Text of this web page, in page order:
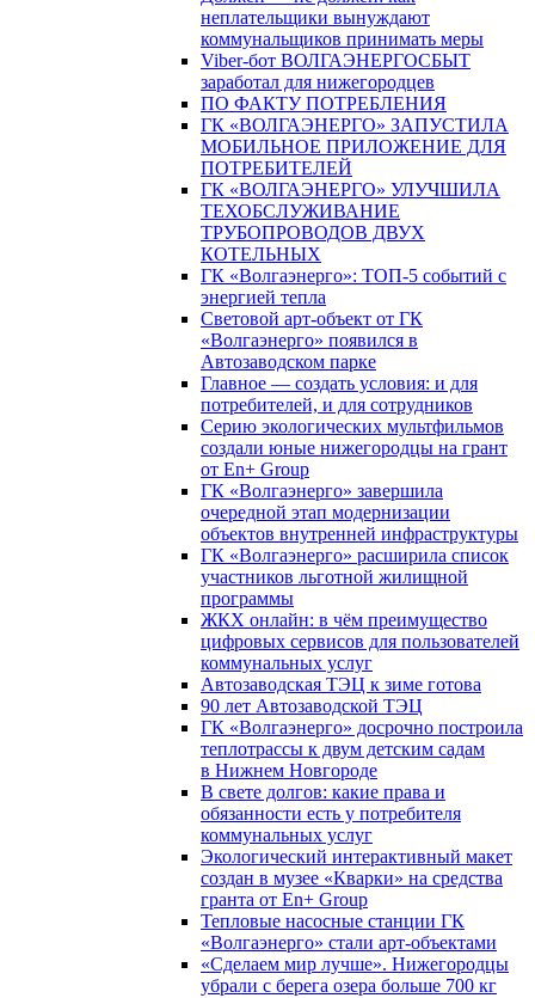
неплательщики вынуждают
коммунальщиков принимать меры
Viber-бот ВОЛГАЭНЕРГОСБЫТ
заработал для нижегородцев
ПО ФАКТУ ПОТРЕБЛЕНИЯ
ГК «ВОЛГАЭНЕРГО» ЗАПУСТИЛА
МОБИЛЬНОЕ ПРИЛОЖЕНИЕ ДЛЯ
ПОТРЕБИТЕЛЕЙ
ГК «ВОЛГАЭНЕРГО» УЛУЧШИЛА
ТЕХОБСЛУЖИВАНИЕ
ТРУБОПРОВОДОВ ДВУХ
КОТЕЛЬНЫХ
ГК «Волгаэнерго»: ТОП-5 событий с
энергией тепла
Световой арт-объект от ГК
«Волгаэнерго» появился в
Автозаводском парке
Главное — создать условия: и для
потребителей, и для сотрудников
Серию экологических мультфильмов
создали юные нижегородцы на грант
от En+ Group
ГК «Волгаэнерго» завершила
очередной этап модернизации
объектов внутренней инфраструктуры
ГК «Волгаэнерго» расширила список
участников льготной жилищной
программы
ЖКХ онлайн: в чём преимущество
цифровых сервисов для пользователей
коммунальных услуг
Автозаводская ТЭЦ к зиме готова
90 лет Автозаводской ТЭЦ
ГК «Волгаэнерго» досрочно построила
теплотрассы к двум детским садам
в Нижнем Новгороде
В свете долгов: какие права и
обязанности есть у потребителя
коммунальных услуг
Экологический интерактивный макет
создан в музее «Кварки» на средства
гранта от En+ Group
Тепловые насосные станции ГК
«Волгаэнерго» стали арт-объектами
«Сделаем мир лучше». Нижегородцы
убрали с берега озера больше 700 кг